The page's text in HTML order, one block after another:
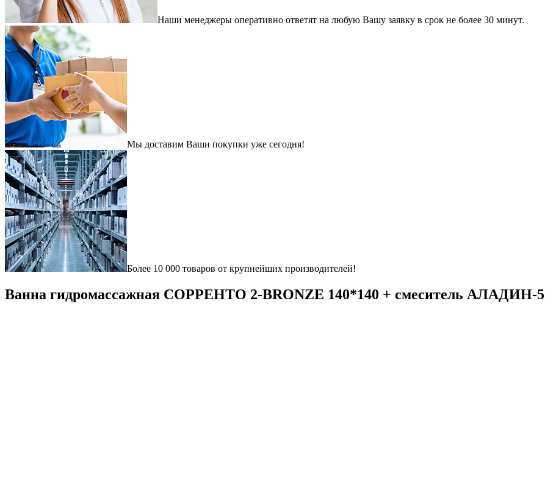
Наши менеджеры оперативно ответят на любую Вашу заявку в срок не более 30 минут.
Мы доставим Ваши покупки уже сегодня!
Более 10 000 товаров от крупнейших производителей!
Ванна гидромассажная СОРРЕНТО 2-BRONZE 140*140 + смеситель АЛАДИН-5